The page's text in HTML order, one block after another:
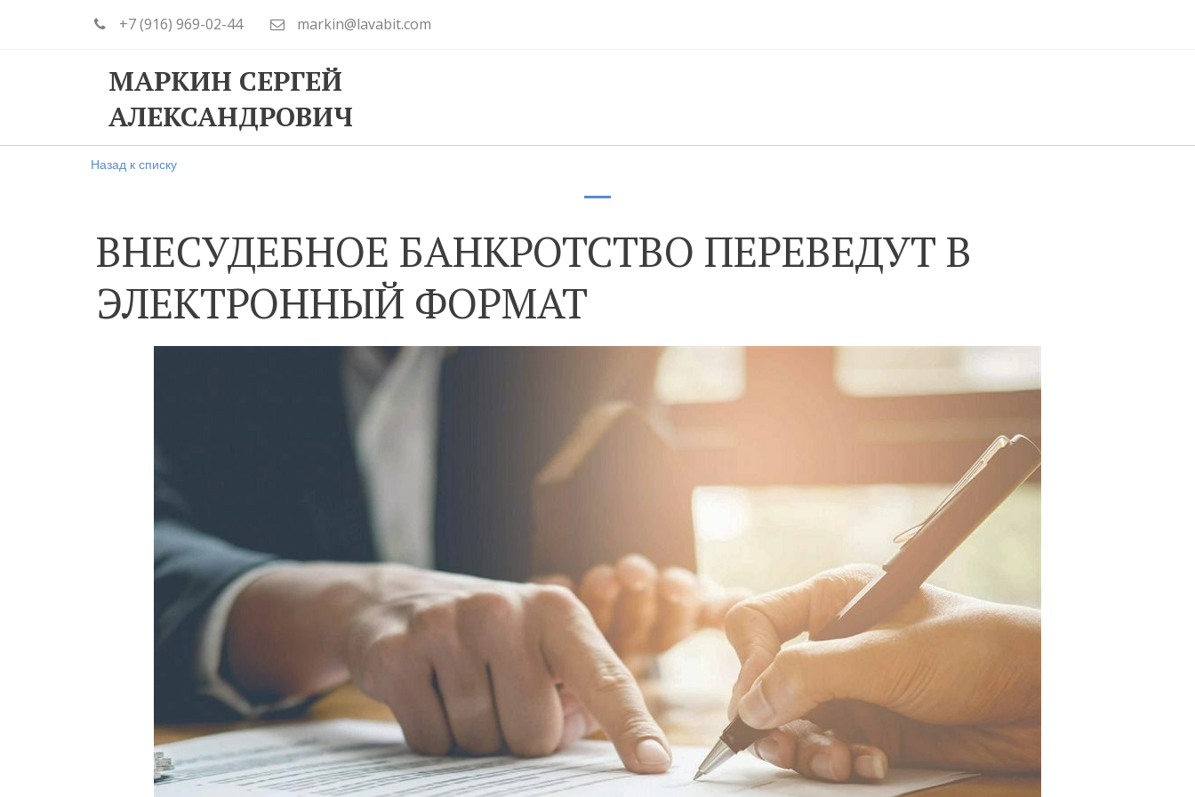
+7 (916) 969-02-44 markin@lavabit.com
МАРКИН СЕРГЕЙ
АЛЕКСАНДРОВИЧ
Назад к списку
ВНЕСУДЕБНОЕ БАНКРОТСТВО ПЕРЕВЕДУТ В
ЭЛЕКТРОННЫЙ ФОРМАТ